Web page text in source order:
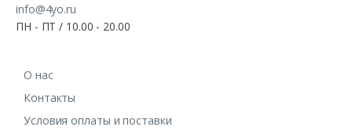
info@4yo.ru
ПН - ПТ / 10.00 - 20.00
О нас
Контакты
Условия оплаты и поставки